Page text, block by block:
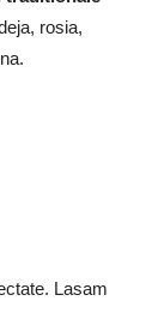
rosia,
Lasam